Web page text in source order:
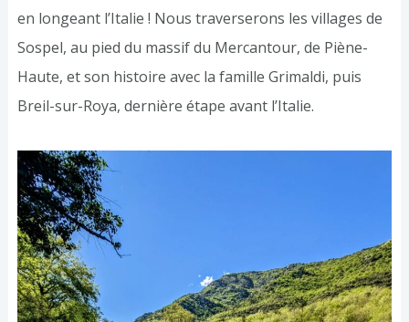
en longeant l’Italie ! Nous traverserons les villages de
Sospel, au pied du massif du Mercantour, de Piène-
Haute, et son histoire avec la famille Grimaldi, puis
Breil-sur-Roya, dernière étape avant l’Italie.